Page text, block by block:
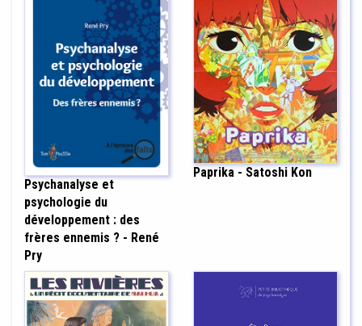
Psychanalyse et
psychologie du
développement : des
frères ennemis ? - René
Pry
Paprika - Satoshi Kon